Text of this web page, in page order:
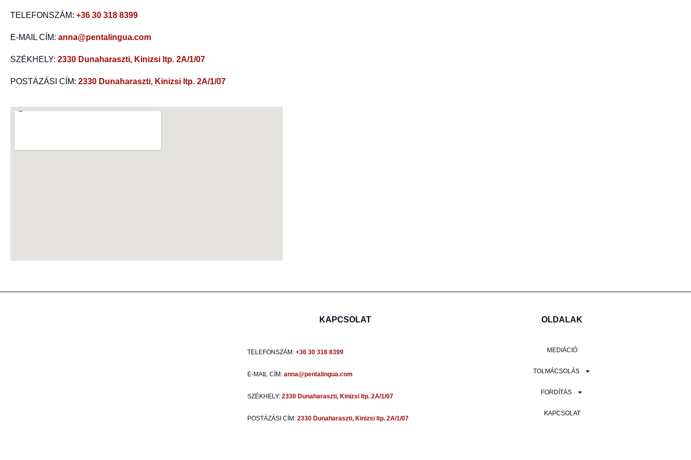
TELEFONSZÁM: +36 30 318 8399
E-MAIL CÍM: anna@pentalingua.com
SZÉKHELY: 2330 Dunaharaszti, Kinizsi ltp. 2A/1/07
POSTÁZÁSI CÍM: 2330 Dunaharaszti, Kinizsi ltp. 2A/1/07
KAPCSOLAT
TELEFONSZÁM:+36 30 318 8399
E-MAIL CÍM:anna@pentalingua.com
SZÉKHELY:2330 Dunaharaszti, Kinizsi ltp. 2A/1/07
POSTÁZÁSI CÍM:2330 Dunaharaszti, Kinizsi ltp. 2A/1/07
OLDALAK
MEDIÁCIÓ
TOLMÁCSOLÁS
FORDÍTÁS
KAPCSOLAT